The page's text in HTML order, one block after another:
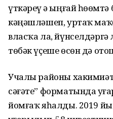
үткәреү ҙә ыңғай
кәңәшләшеп, уртаҡ
власҡа ла,
төбәк үҫеше өсөн дә
Учалы районы
сәғәте” форматында
йомғаҡ яһалды. 2019